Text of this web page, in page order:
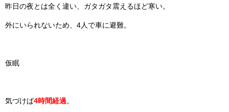
昨日の夜とは全く違い、ガタガタ震えるほど寒い。
外にいられないため、4人で車に避難。
仮眠
気づけば4時間経過。